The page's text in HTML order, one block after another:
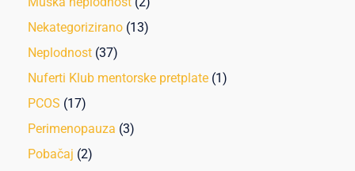
Nekategorizirano (13)
Neplodnost (37)
Nuferti Klub mentorske pretplate (1)
PCOS (17)
Perimenopauza (3)
Pobačaj (2)